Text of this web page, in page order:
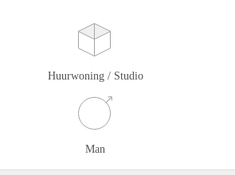
Huurwoning / Studio
Man